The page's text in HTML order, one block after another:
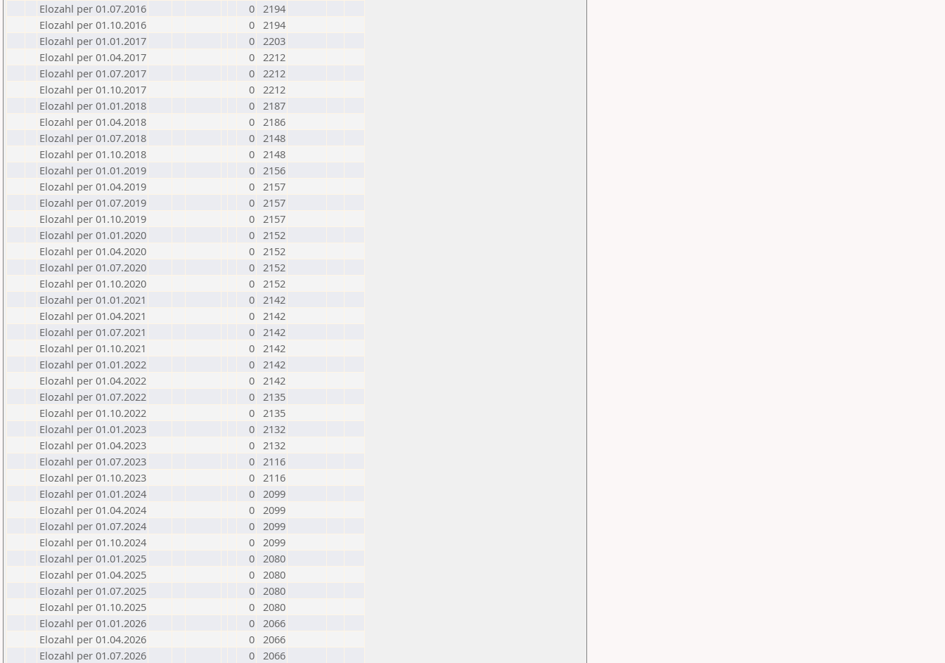
Elozahl per 01.07.2016
0 2194
Elozahl per 01.10.2016
0 2194
Elozahl per 01.01.2017
0 2203
Elozahl per 01.04.2017
0 2212
Elozahl per 01.07.2017
0 2212
Elozahl per 01.10.2017
0 2212
Elozahl per 01.01.2018
0 2187
Elozahl per 01.04.2018
0 2186
Elozahl per 01.07.2018
0 2148
Elozahl per 01.10.2018
0 2148
Elozahl per 01.01.2019
0 2156
Elozahl per 01.04.2019
0 2157
Elozahl per 01.07.2019
0 2157
Elozahl per 01.10.2019
0 2157
Elozahl per 01.01.2020
0 2152
Elozahl per 01.04.2020
0 2152
Elozahl per 01.07.2020
0 2152
Elozahl per 01.10.2020
0 2152
Elozahl per 01.01.2021
0 2142
Elozahl per 01.04.2021
0 2142
Elozahl per 01.07.2021
0 2142
Elozahl per 01.10.2021
0 2142
Elozahl per 01.01.2022
0 2142
Elozahl per 01.04.2022
0 2142
Elozahl per 01.07.2022
0 2135
Elozahl per 01.10.2022
0 2135
Elozahl per 01.01.2023
0 2132
Elozahl per 01.04.2023
0 2132
Elozahl per 01.07.2023
0 2116
Elozahl per 01.10.2023
0 2116
Elozahl per 01.01.2024
0 2099
Elozahl per 01.04.2024
0 2099
Elozahl per 01.07.2024
0 2099
Elozahl per 01.10.2024
0 2099
Elozahl per 01.01.2025
0 2080
Elozahl per 01.04.2025
0 2080
Elozahl per 01.07.2025
0 2080
Elozahl per 01.10.2025
0 2080
Elozahl per 01.01.2026
0 2066
Elozahl per 01.04.2026
0 2066
Elozahl per 01.07.2026
0 2066